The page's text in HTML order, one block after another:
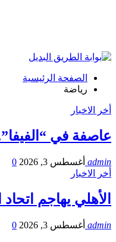
الصفحة الرئيسية
رياضة
أخر الاخبار
عاصفة في
admin أغسطس 3, 2026
0
أخر الاخبار
الأهلي يهاجم
admin أغسطس 3, 2026 0